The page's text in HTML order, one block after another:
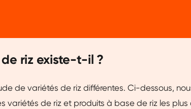
riz existe-t-il ?
de variétés de riz différentes. Ci-dessous,
variétés de riz et produits à base de riz les plus